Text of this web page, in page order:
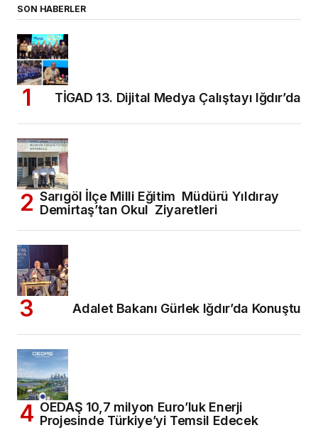
SON HABERLER
TİGAD 13. Dijital Medya Çalıştayı Iğdır’da
Sarıgöl İlçe Milli Eğitim Müdürü Yıldıray
Demirtaş’tan Okul Ziyaretleri
Adalet Bakanı Gürlek Iğdır’da Konuştu
OEDAŞ 10,7 milyon Euro’luk Enerji
Projesinde Türkiye’yi Temsil Edecek